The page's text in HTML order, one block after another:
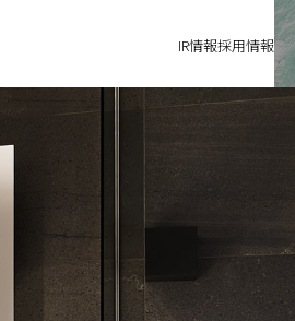
IR情報採用情報